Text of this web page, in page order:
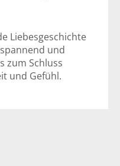
Liebesgeschichte
und
zum Schluss
und Gefühl.